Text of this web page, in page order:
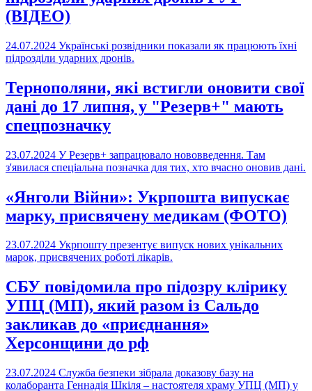
(ВІДЕО)
24.07.2024 Українські розвідники показали як працюють їхні
підрозділи ударних дронів.
Тернополяни, які встигли оновити свої
дані до 17 липня, у "Резерв+" мають
спецпозначку
23.07.2024 У Резерв+ запрацювало нововведення. Там
з'явилася спеціальна позначка для тих, хто вчасно оновив дані.
«Янголи Війни»: Укрпошта випускає
марку, присвячену медикам (ФОТО)
23.07.2024 Укрпошту презентує випуск нових унікальних
марок, присвячених роботі лікарів.
СБУ повідомила про підозру клірику
УПЦ (МП), який разом із Сальдо
закликав до «приєднання»
Херсонщини до рф
23.07.2024 Служба безпеки зібрала доказову базу на
колаборанта Геннадія Шкіля – настоятеля храму УПЦ (МП) у